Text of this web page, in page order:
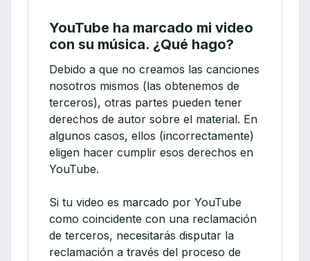
YouTube ha marcado mi video
con su música. ¿Qué hago?
Debido a que no creamos las canciones
nosotros mismos (las obtenemos de
terceros), otras partes pueden tener
derechos de autor sobre el material. En
algunos casos, ellos (incorrectamente)
eligen hacer cumplir esos derechos en
YouTube.
Si tu video es marcado por YouTube
como coincidente con una reclamación
de terceros, necesitarás disputar la
reclamación a través del proceso de